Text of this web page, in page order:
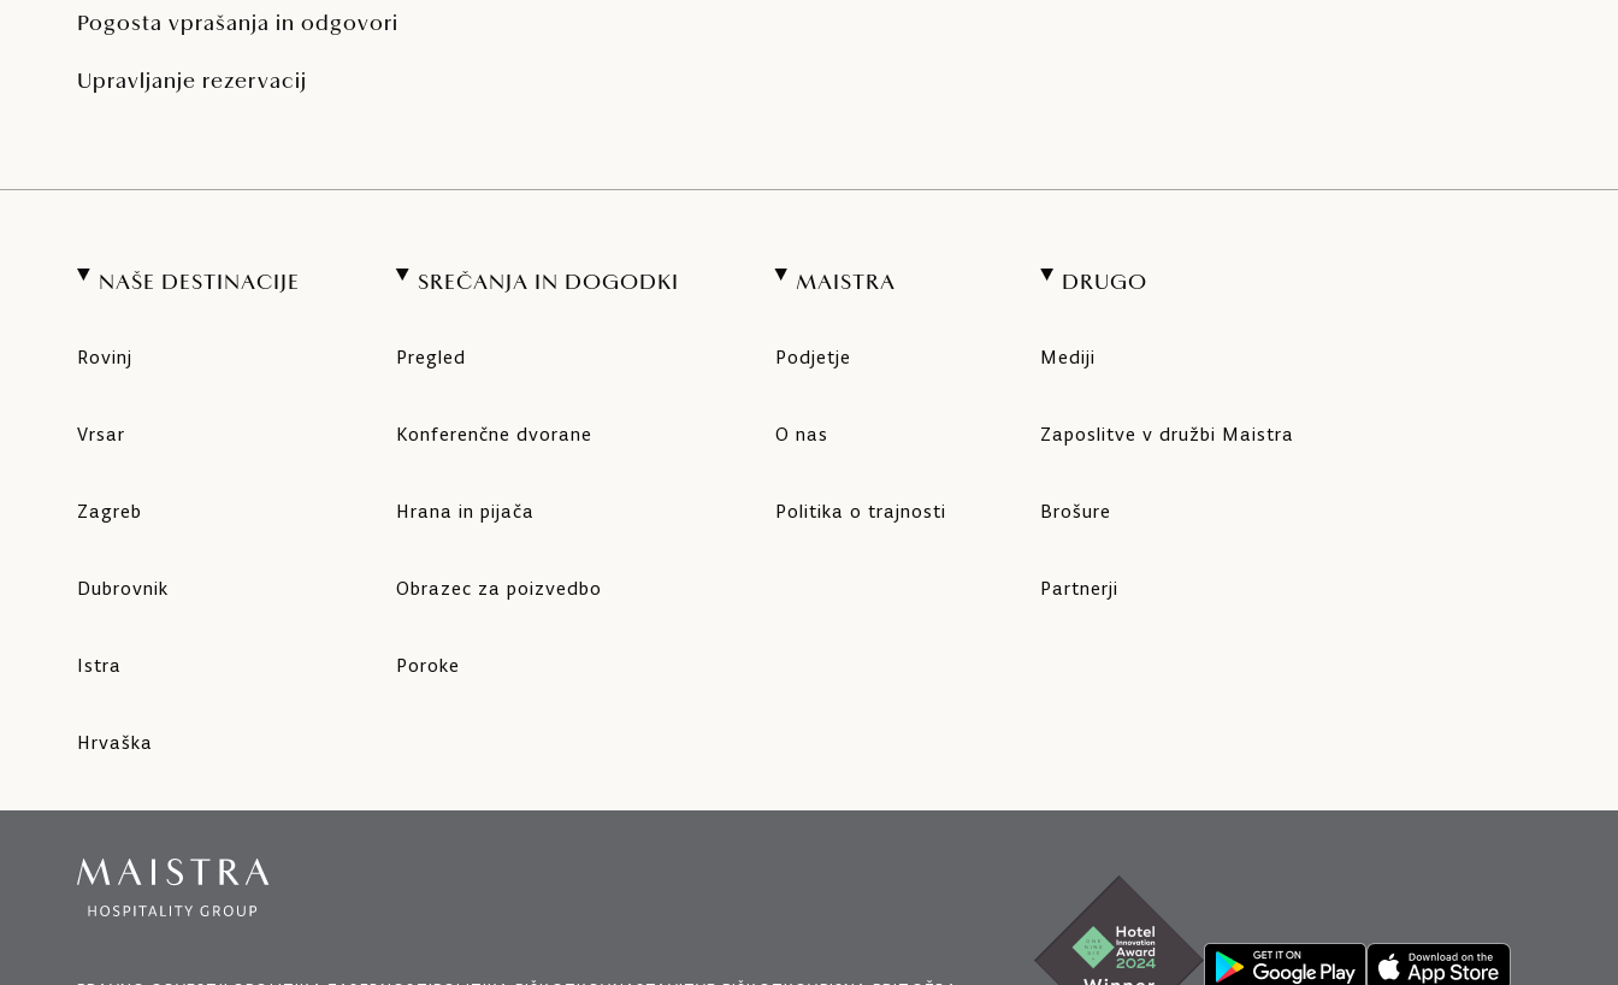
Pogosta vprašanja in odgovori
Upravljanje rezervacij
NAŠE DESTINACIJE
Rovinj
Vrsar
Zagreb
Dubrovnik
Istra
Hrvaška
SREČANJA IN DOGODKI
Pregled
Konferenčne dvorane
Hrana in pijača
Obrazec za poizvedbo
Poroke
MAISTRA
Podjetje
O nas
Politika o trajnosti
DRUGO
Mediji
Zaposlitve v družbi Maistra
Brošure
Partnerji